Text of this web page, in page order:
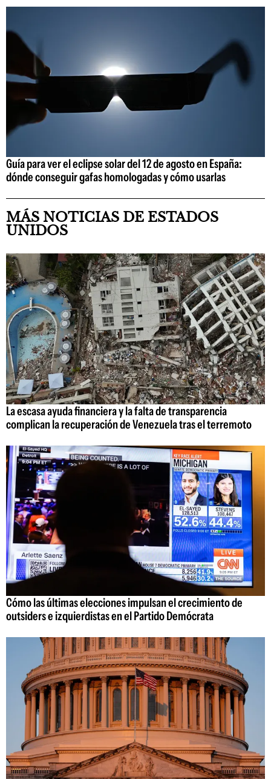
Guía para ver el eclipse solar del 12 de agosto en España:
dónde conseguir gafas homologadas y cómo usarlas
MÁS NOTICIAS DE ESTADOS
UNIDOS
La escasa ayuda financiera y la falta de transparencia
complican la recuperación de Venezuela tras el terremoto
Cómo las últimas elecciones impulsan el crecimiento de
outsiders e izquierdistas en el Partido Demócrata